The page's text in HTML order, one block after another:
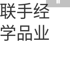
手经
品业